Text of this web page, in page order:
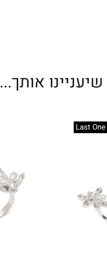
אותך...
Last One